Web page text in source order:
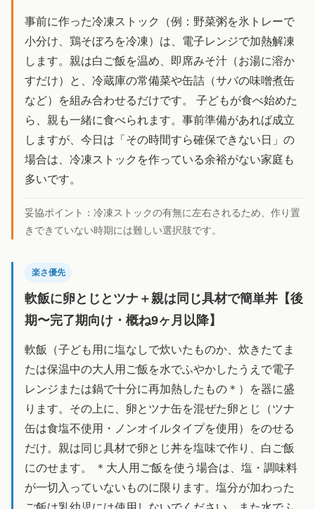
事前に作った冷凍ストック（例：野菜粥を氷トレーで
小分け、鶏そぼろを冷凍）は、電子レンジで加熱解凍
します。親は白ご飯を温め、即席みそ汁（お湯に溶か
すだけ）と、冷蔵庫の常備菜や缶詰（サバの味噌煮缶
など）を組み合わせるだけです。 子どもが食べ始めた
ら、親も一緒に食べられます。事前準備があれば成立
しますが、今日は「その時間すら確保できない日」の
場合は、冷凍ストックを作っている余裕がない家庭も
多いです。
妥協ポイント： 冷凍ストックの有無に左右されるため、作り置
きできていない時期には難しい選択肢です。
楽さ優先
軟飯に卵とじとツナ＋親は同じ具材で簡単丼【後
期〜完了期向け・概ね9ヶ月以降】
軟飯（子ども用に塩なしで炊いたものか、炊きたてま
たは保温中の大人用ご飯を水でふやかしたうえで電子
レンジまたは鍋で十分に再加熱したもの＊）を器に盛
ります。その上に、卵とツナ缶を混ぜた卵とじ（ツナ
缶は食塩不使用・ノンオイルタイプを使用）をのせる
だけ。親は同じ具材で卵とじ丼を塩味で作り、白ご飯
にのせます。 ＊大人用ご飯を使う場合は、塩・調味料
が一切入っていないものに限ります。塩分が加わった